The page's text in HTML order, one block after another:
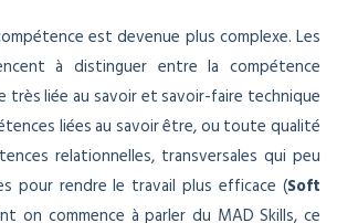
est devenue plus complexe. Les
à distinguer entre la compétence
très liée au savoir et savoir-faire technique
liées au savoir être, ou toute qualité
relationnelles, transversales qui peu
pour rendre le travail plus efficace (Soft
on commence à parler du MAD Skills, ce